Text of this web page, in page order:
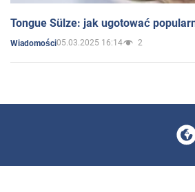
Tongue Sülze: jak ugotować
Wiadomości05.03.2025 16:14 2